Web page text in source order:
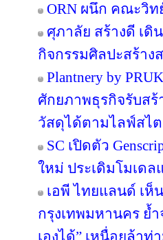
ORN ผนึก คณะวิท
ศุภาลัย สร้างดี เดิ
กิจกรรมศิลปะสร้าง
Plantnery by
ศักยภาพธุรกิจรับสร้
วัสดุได้ตามไลฟ์สไต
SC เปิดตัว
ใหม่ ประเดิมโมเดล
เอพี ไทยแลนด์ เห็
กรุงเทพมหานคร ย้
เองได้” เหนื่อยล้า